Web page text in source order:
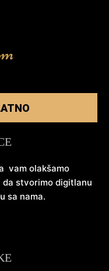
vam olakšamo
stvorimo digitlanu
sa nama.